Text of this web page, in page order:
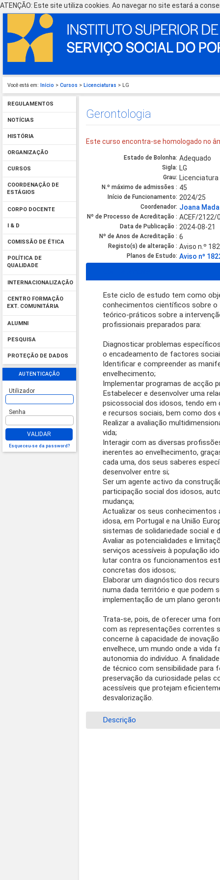
ATENÇÃO: Este site utiliza cookies. Ao navegar no site estará a
Você está em: Início > Cursos > Licenciaturas > LG
REGULAMENTOS
NOTÍCIAS
HISTÓRIA
ORGANIZAÇÃO
CURSOS
COORDENAÇÃO DE
ESTÁGIOS
CORPO DOCENTE
I & D
COMISSÃO DE ÉTICA
POLÍTICA DE
QUALIDADE
INTERNACIONALIZAÇÃO
CENTRO FORMAÇÃO
EXT. COMUNITÁRIA
ALUMNI
PESQUISA
PROTEÇÃO DE DADOS
AUTENTICAÇÃO
Utilizador
Senha
VALIDAR
Esqueceu-se da password?
Gerontologia
Este curso encontra-se homologado no
Estado de Bolonha: Adequado
Sigla: LG
Grau: Licenciatura
N.º máximo de admissões : 45
Início de Funcionamento: 2024/25
Coordenador: Joana
Nº de Processo de Acreditação : ACEF/2122/
Data de Publicação : 2024-08-21
Nº de Anos de Acreditação : 6
Registo(s) de alteração : Aviso n.º
Planos de Estudo: Aviso nº
Este ciclo de estudo tem como
conhecimentos científicos sobre o
teórico-práticos sobre a
profissionais preparados para:
Diagnosticar problemas
o encadeamento de factores
Identificar e compreender as
envelhecimento;
Implementar programas de acção
Estabelecer e desenvolver uma
psicossocial dos idosos, tendo em
e recursos sociais, bem como dos
Realizar a avaliação
vida;
Interagir com as diversas
inerentes ao envelhecimento,
cada uma, dos seus saberes
desenvolver entre si;
Ser um agente activo da
participação social dos idosos,
mudança;
Actualizar os seus conhecimentos
idosa, em Portugal e na União
sistemas de solidariedade social e
Avaliar as potencialidades e
serviços acessíveis à população
lutar contra os funcionamentos
concretas dos idosos;
Elaborar um diagnóstico dos
numa dada território e que podem
implementação de um plano
Trata-se, pois, de oferecer uma
com as representações correntes
concerne à capacidade de
envelhece, um mundo onde a vida
autonomia do indivíduo. A
de técnico com sensibilidade para
preservação da curiosidade pelas
acessíveis que protejam
desvalorização.
Descrição